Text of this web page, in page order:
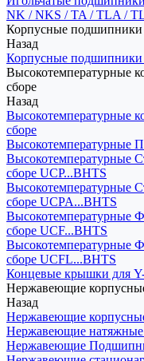
NK / NKS / TA / TLA /
Корпусные подшипники
Назад
Корпусные подшипники
Высокотемпературные
сборе
Назад
Высокотемпературные
сборе
Высокотемпературные
Высокотемпературные
сборе UCP...BHTS
Высокотемпературные
сборе UCPA...BHTS
Высокотемпературные
сборе UCF...BHTS
Высокотемпературные
сборе UCFL...BHTS
Концевые крышки для
Нержавеющие
Назад
Нержавеющие
Нержавеющие
Нержавеющие